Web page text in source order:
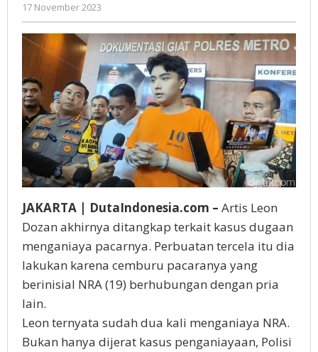
17 November 2023
Gatot
Susanto
JAKARTA | DutaIndonesia.com – Artis Leon
Dozan akhirnya ditangkap terkait kasus dugaan
menganiaya pacarnya. Perbuatan tercela itu dia
lakukan karena cemburu pacaranya yang
berinisial NRA (19) berhubungan dengan pria
lain.
Leon ternyata sudah dua kali menganiaya NRA.
Bukan hanya dijerat kasus penganiayaan, Polisi